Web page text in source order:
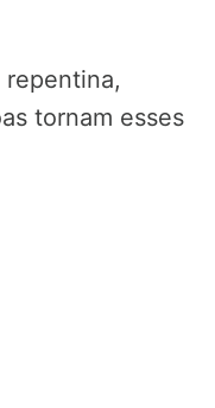
repentina,
tornam esses